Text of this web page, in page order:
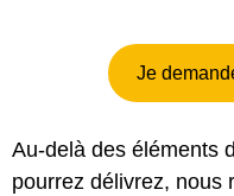
Je
Au-delà des éléments
pourrez délivrez, nous